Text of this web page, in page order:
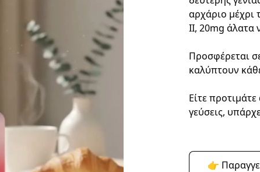
αρχάριο μέχρι
II, 20mg άλατα
Προσφέρεται
καλύπτουν
Είτε
γεύσεις,
👉